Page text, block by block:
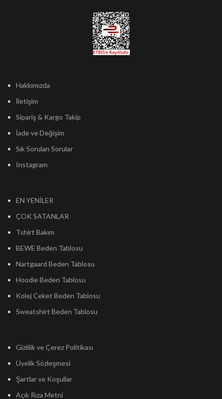
Hakkımızda
İletişim
Sipariş & Kargo Takip
İade ve Değişim
Sık Sorulan Sorular
Instagram
EN YENİLER
ÇOK SATANLAR
Tshirt Bakım
BEWE Beden Tablosu
Nartgaard Beden Tablosu
Hoodie Beden Tablosu
Kolej Ceket Beden Tablosu
Sweatshirt Beden Tablosu
Gizlilik ve Çerez Politikası
Üyelik Sözleşmesi
Şartlar ve Koşullar
Açık Rıza Metni